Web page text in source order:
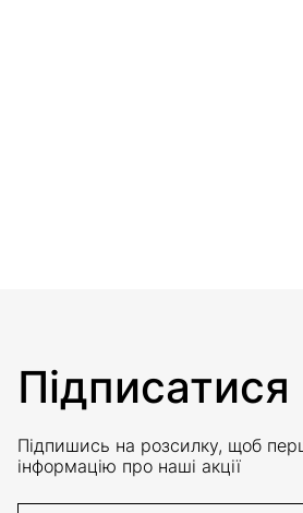
Підписатися
Підпишись на розсилку, щоб
інформацію про наші акції